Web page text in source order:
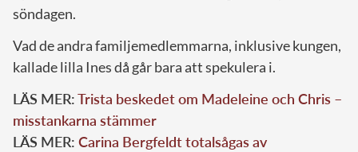
söndagen.
Vad de andra familjemedlemmarna, inklusive kungen,
kallade lilla Ines då går bara att spekulera i.
LÄS MER:Trista beskedet om Madeleine och Chris –
misstankarna stämmer
LÄS MER: Carina Bergfeldt totalsågas av